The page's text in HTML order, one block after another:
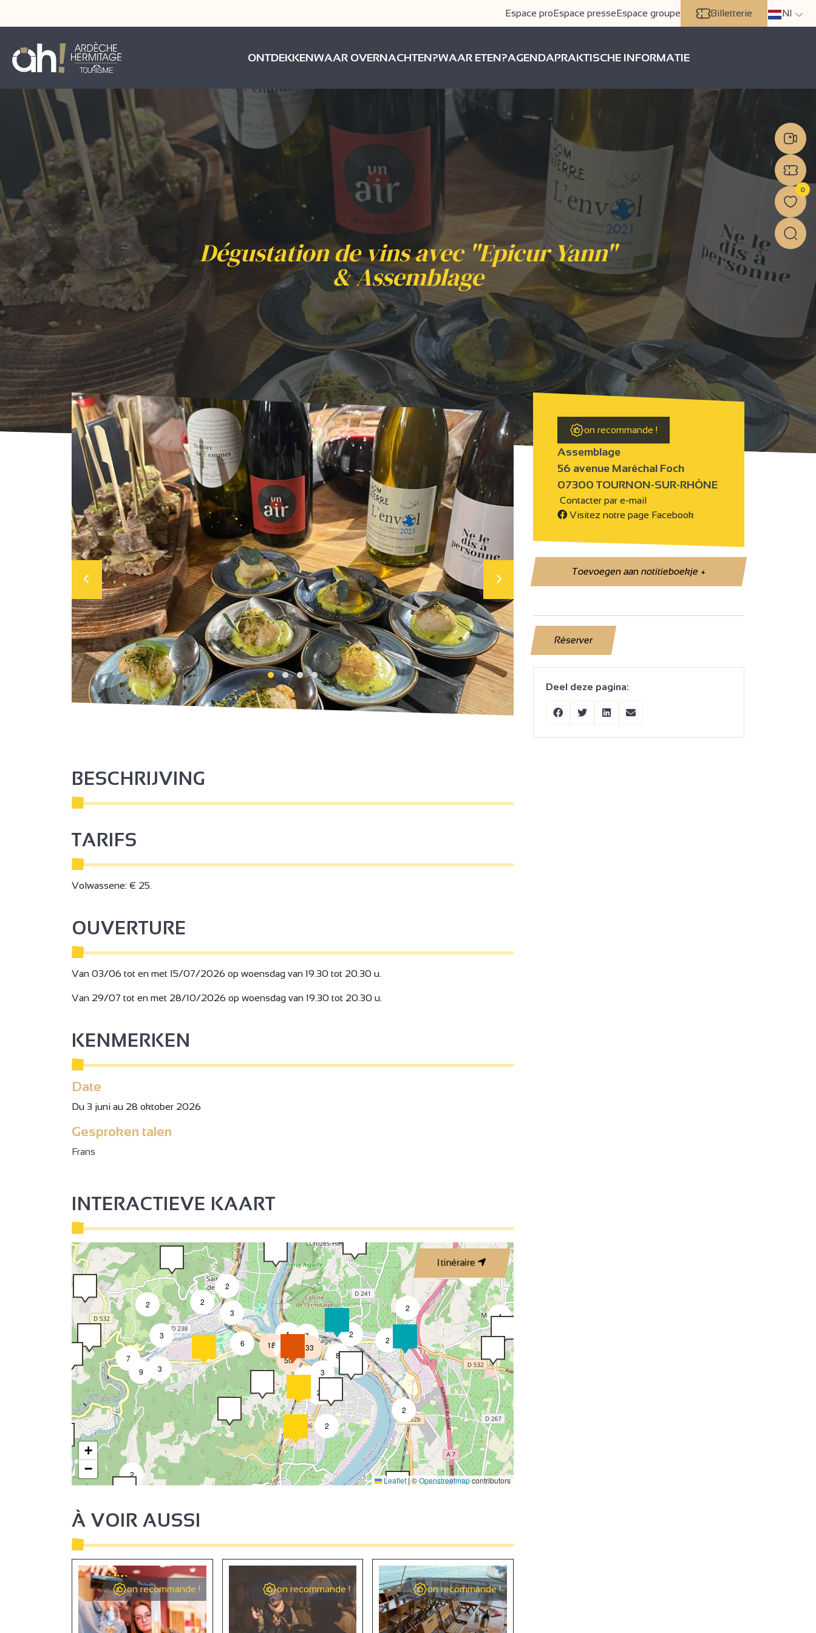
Espace proEspace presseEspace groupe Billetterie Nl
ONTDEKKENWAAR OVERNACHTEN?WAAR ETEN?AGENDAPRAKTISCHE INFORMATIE
Dégustation de vins avec "Epicur Yann"
& Assemblage
Voorpagina Agenda AGENDA Dégustation de vins avec "Epicur Yann" & Assemblage
on recommande !
Assemblage
56 avenue Maréchal Foch
07300 TOURNON-SUR-RHÔNE
Contacter par e-mail
Visitez notre page Facebook
Toevoegen aan notitieboekje+
Réserver
Deel deze pagina:
BESCHRIJVING
TARIFS
Volwassene: € 25.
OUVERTURE
Van 03/06 tot en met 15/07/2026 op woensdag van 19.30 tot 20.30 u.
Van 29/07 tot en met 28/10/2026 op woensdag van 19.30 tot 20.30 u.
KENMERKEN
Date
Du 3 juni au 28 oktober 2026
Gesproken talen
Frans
INTERACTIEVE KAART
Itinéraire
2
2
2
2
9
2
2
2
2
4
2
2
2
8
7
2
3
3
9
2
3
6
4
18
7
2
3
50
33
+
−
Leaflet | ©Openstreetmapcontributors
À VOIR AUSSI
on recommande ! on recommande ! on recommande !
0